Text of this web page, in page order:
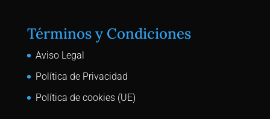
Términos y Condiciones
Aviso Legal
Política de Privacidad
Política de cookies (UE)